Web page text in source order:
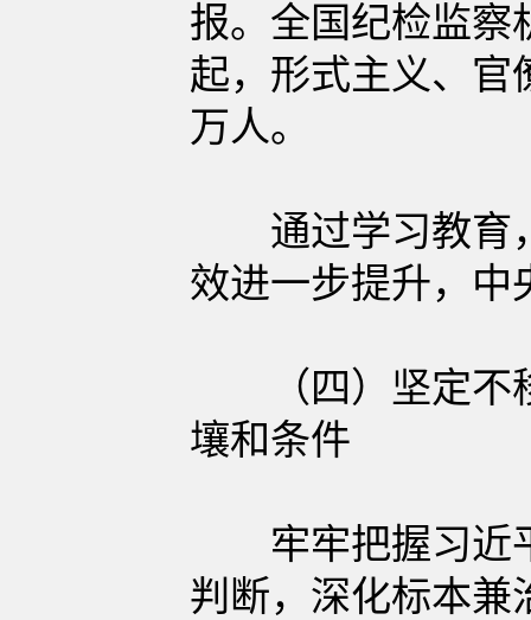
报。全国纪检监察
起，形式主义、官
万人。
通过学习教育，
效进一步提升，中
（四）坚定不移
壤和条件
牢牢把握习近平
判断，深化标本兼